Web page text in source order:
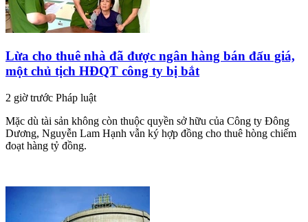
Lừa cho thuê nhà đã được ngân hàng bán đấu giá,
một chủ tịch HĐQT công ty bị bắt
2 giờ trước Pháp luật
Mặc dù tài sản không còn thuộc quyền sở hữu của Công ty Đông
Dương, Nguyễn Lam Hạnh vẫn ký hợp đồng cho thuê hòng chiếm
đoạt hàng tỷ đồng.